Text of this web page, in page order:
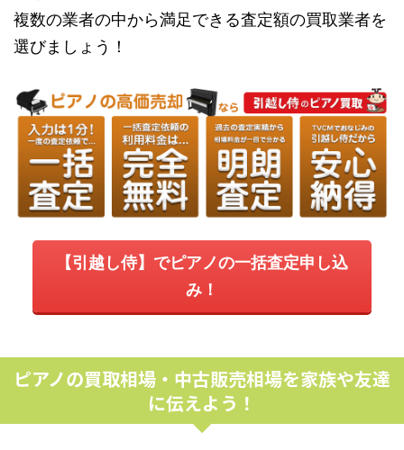
複数の業者の中から満足できる査定額の買取業者を
選びましょう！
【引越し侍】でピアノの一括査定申し込
み！
ピアノの買取相場・中古販売相場を家族や友達
に伝えよう！